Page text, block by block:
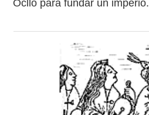
Ocllo para fundar un imperio.